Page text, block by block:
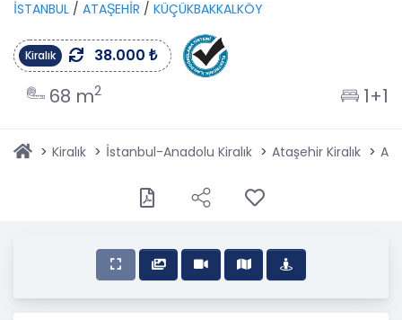
İSTANBUL / ATAŞEHİR / KÜÇÜKBAKKALKÖY
Kiralık 38.000 ₺
68 m2 1+1
Kiralık İstanbul-Anadolu Kiralık Ataşehir Kiralık